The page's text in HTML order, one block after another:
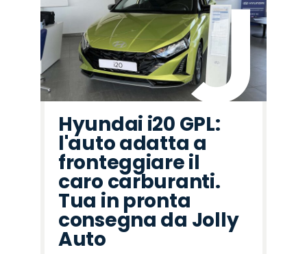
Hyundai i20 GPL:
l'auto adatta a
fronteggiare il
caro carburanti.
Tua in pronta
consegna da Jolly
Auto